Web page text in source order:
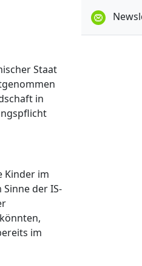
Staat
in
Kinder im
der IS-
im